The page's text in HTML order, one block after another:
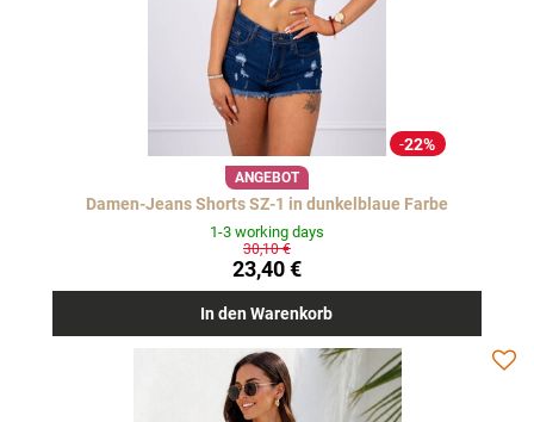
22%
ANGEBOT
Damen-Jeans Shorts SZ-1 in dunkelblaue Farbe
1-3 working days
23,40 €
30,10 €
In den Warenkorb